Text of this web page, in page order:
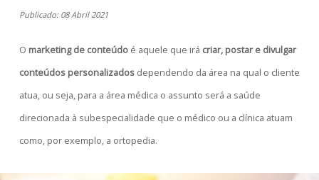
Publicado: 08 Abril 2021
O marketing de conteúdo é aquele que irá criar, postar e divulgar
conteúdos personalizados dependendo da área na qual o cliente
atua, ou seja, para a área médica o assunto será a saúde
direcionada à subespecialidade que o médico ou a clínica atuam
como, por exemplo, a ortopedia.